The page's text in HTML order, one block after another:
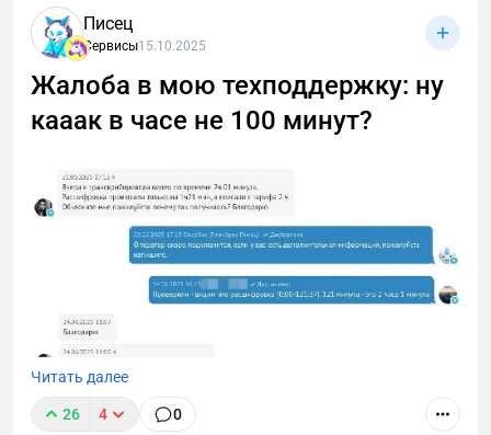
Писец
Сервисы15.10.2025
Жалоба в мою техподдержку: ну
кааак в часе не 100 минут?
Читать далее
26 4 0